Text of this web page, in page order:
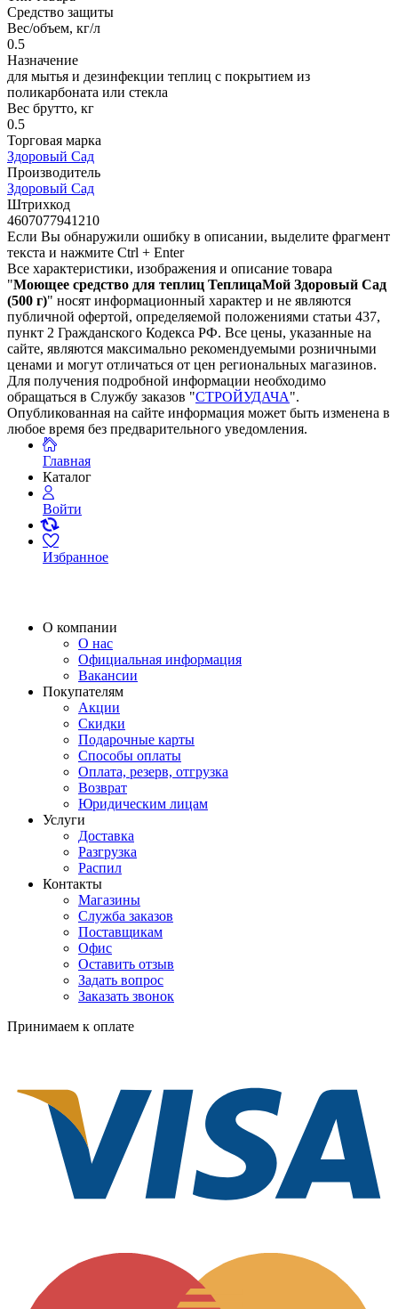
Средство защиты
Вес/объем, кг/л
0.5
Назначение
для мытья и дезинфекции теплиц с покрытием из
поликарбоната или стекла
Вес брутто, кг
0.5
Торговая марка
Здоровый Сад
Производитель
Здоровый Сад
Штрихкод
4607077941210
Если Вы обнаружили ошибку в описании, выделите фрагмент
текста и нажмите Ctrl + Enter
Все характеристики, изображения и описание товара
"Моющее средство для теплиц ТеплицаМой Здоровый Сад
(500 г)" носят информационный характер и не являются
публичной офертой, определяемой положениями статьи 437,
пункт 2 Гражданского Кодекса РФ. Все цены, указанные на
сайте, являются максимально рекомендуемыми розничными
ценами и могут отличаться от цен региональных магазинов.
Для получения подробной информации необходимо
обращаться в Службу заказов "СТРОЙУДАЧА".
Опубликованная на сайте информация может быть изменена в
любое время без предварительного уведомления.
Главная
Каталог
Войти
Избранное
О компании
О нас
Официальная информация
Вакансии
Покупателям
Акции
Скидки
Подарочные карты
Способы оплаты
Оплата, резерв, отгрузка
Возврат
Юридическим лицам
Услуги
Доставка
Разгрузка
Распил
Контакты
Магазины
Служба заказов
Поставщикам
Офис
Оставить отзыв
Задать вопрос
Заказать звонок
Принимаем к оплате